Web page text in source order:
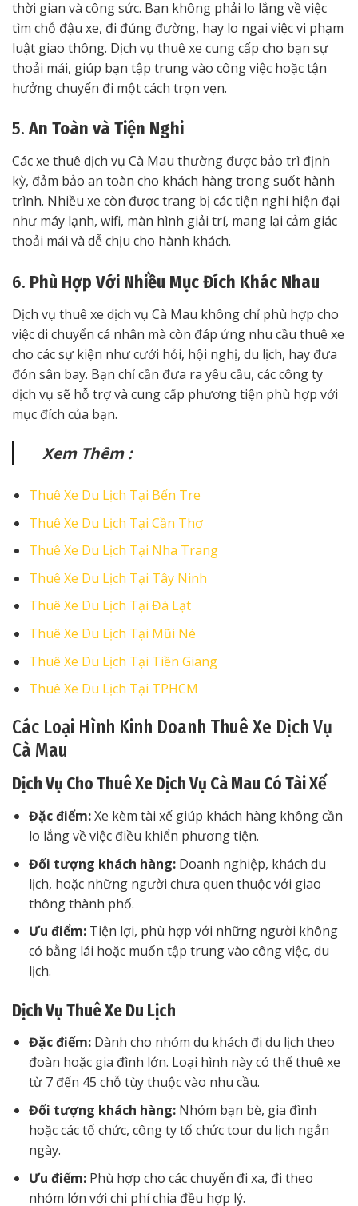
thời gian và công sức. Bạn không phải lo lắng về việc
tìm chỗ đậu xe, đi đúng đường, hay lo ngại việc vi phạm
luật giao thông. Dịch vụ thuê xe cung cấp cho bạn sự
thoải mái, giúp bạn tập trung vào công việc hoặc tận
hưởng chuyến đi một cách trọn vẹn.
5. An Toàn và Tiện Nghi
Các xe thuê dịch vụ Cà Mau thường được bảo trì định
kỳ, đảm bảo an toàn cho khách hàng trong suốt hành
trình. Nhiều xe còn được trang bị các tiện nghi hiện đại
như máy lạnh, wifi, màn hình giải trí, mang lại cảm giác
thoải mái và dễ chịu cho hành khách.
6. Phù Hợp Với Nhiều Mục Đích Khác Nhau
Dịch vụ thuê xe dịch vụ Cà Mau không chỉ phù hợp cho
việc di chuyển cá nhân mà còn đáp ứng nhu cầu thuê xe
cho các sự kiện như cưới hỏi, hội nghị, du lịch, hay đưa
đón sân bay. Bạn chỉ cần đưa ra yêu cầu, các công ty
dịch vụ sẽ hỗ trợ và cung cấp phương tiện phù hợp với
mục đích của bạn.
Xem Thêm :
Thuê Xe Du Lịch Tại Bến Tre
Thuê Xe Du Lịch Tại Cần Thơ
Thuê Xe Du Lịch Tại Nha Trang
Thuê Xe Du Lịch Tại Tây Ninh
Thuê Xe Du Lịch Tại Đà Lạt
Thuê Xe Du Lịch Tại Mũi Né
Thuê Xe Du Lịch Tại Tiền Giang
Thuê Xe Du Lịch Tại TPHCM
Các Loại Hình Kinh Doanh Thuê Xe Dịch Vụ
Cà Mau
Dịch Vụ Cho Thuê Xe Dịch Vụ Cà Mau Có Tài Xế
Đặc điểm:Xe kèm tài xế giúp khách hàng không cần
lo lắng về việc điều khiển phương tiện.
Đối tượng khách hàng:Doanh nghiệp, khách du
lịch, hoặc những người chưa quen thuộc với giao
thông thành phố.
Ưu điểm:Tiện lợi, phù hợp với những người không
có bằng lái hoặc muốn tập trung vào công việc, du
lịch.
Dịch Vụ Thuê Xe Du Lịch
Đặc điểm:Dành cho nhóm du khách đi du lịch theo
đoàn hoặc gia đình lớn. Loại hình này có thể thuê xe
từ 7 đến 45 chỗ tùy thuộc vào nhu cầu.
Đối tượng khách hàng:Nhóm bạn bè, gia đình
hoặc các tổ chức, công ty tổ chức tour du lịch ngắn
ngày.
Ưu điểm:Phù hợp cho các chuyến đi xa, đi theo
nhóm lớn với chi phí chia đều hợp lý.